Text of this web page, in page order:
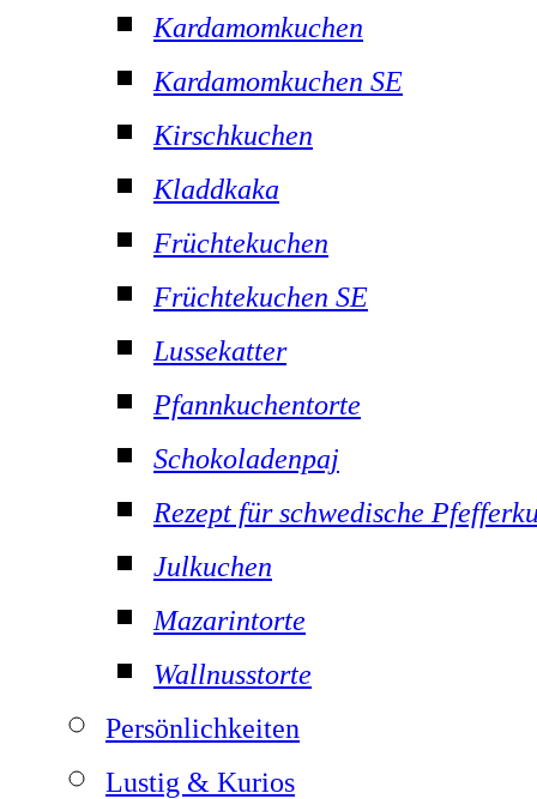
Kardamomkuchen
Kardamomkuchen SE
Kirschkuchen
Kladdkaka
Früchtekuchen
Früchtekuchen SE
Lussekatter
Pfannkuchentorte
Schokoladenpaj
Rezept für schwedische
Julkuchen
Mazarintorte
Wallnusstorte
Persönlichkeiten
Lustig & Kurios